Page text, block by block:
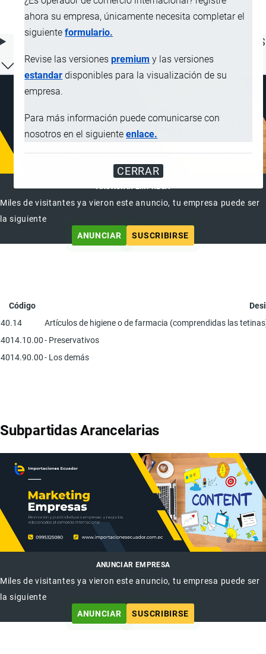
ahora su empresa, únicamente necesita completar el
siguienteformulario.
Revise las versionespremium y las versiones
estandar disponibles para la visualización de su
empresa.
Para más información puede comunicarse con
nosotros en el siguienteenlace.
CERRAR
partes de caucho endurecido
ÍNDICE DE CONTENIDOS
ANUNCIAR EMPRESA
Miles de visitantes ya vieron este anuncio, tu empresa puede ser
la siguiente
ANUNCIAR
SUSCRIBIRSE
Código
40.14
Artículos de higiene o de farmacia (comprendidas las
4014.10.00- Preservativos
4014.90.00- Los demás
Subpartidas Arancelarias
ANUNCIAR EMPRESA
Miles de visitantes ya vieron este anuncio, tu empresa puede ser
la siguiente
ANUNCIAR
SUSCRIBIRSE